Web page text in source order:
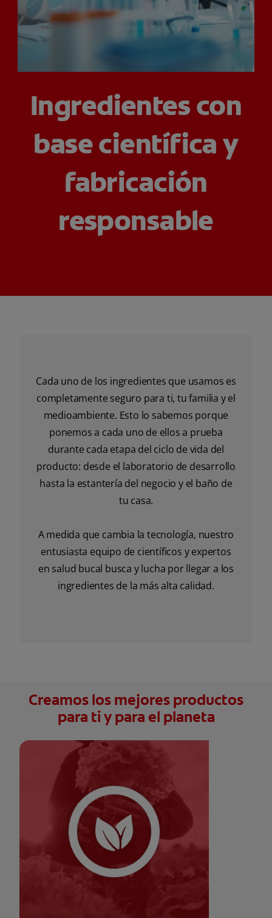
CHEQUEO DE SALUD BUCAL
SELECCIÓN DE PRODUCTOS
CUPONES
EC (ES)
Ingredientes con
base científica y
fabricación
responsable
Cada uno de los ingredientes que usamos es
completamente seguro para ti, tu familia y el
medioambiente. Esto lo sabemos porque
ponemos a cada uno de ellos a prueba
durante cada etapa del ciclo de vida del
producto: desde el laboratorio de desarrollo
hasta la estantería del negocio y el baño de
tu casa.
A medida que cambia la tecnología, nuestro
entusiasta equipo de científicos y expertos
en salud bucal busca y lucha por llegar a los
ingredientes de la más alta calidad.
Creamos los mejores productos
para ti y para el planeta